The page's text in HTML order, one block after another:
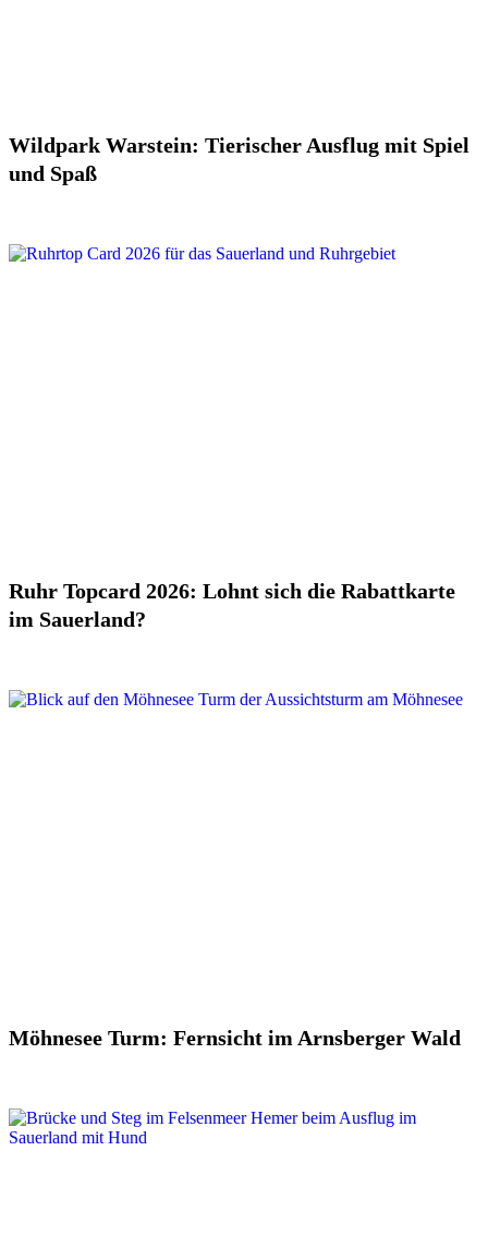
Wildpark Warstein: Tierischer Ausflug mit Spiel
und Spaß
Ruhr Topcard 2026: Lohnt sich die Rabattkarte
im Sauerland?
Möhnesee Turm: Fernsicht im Arnsberger Wald